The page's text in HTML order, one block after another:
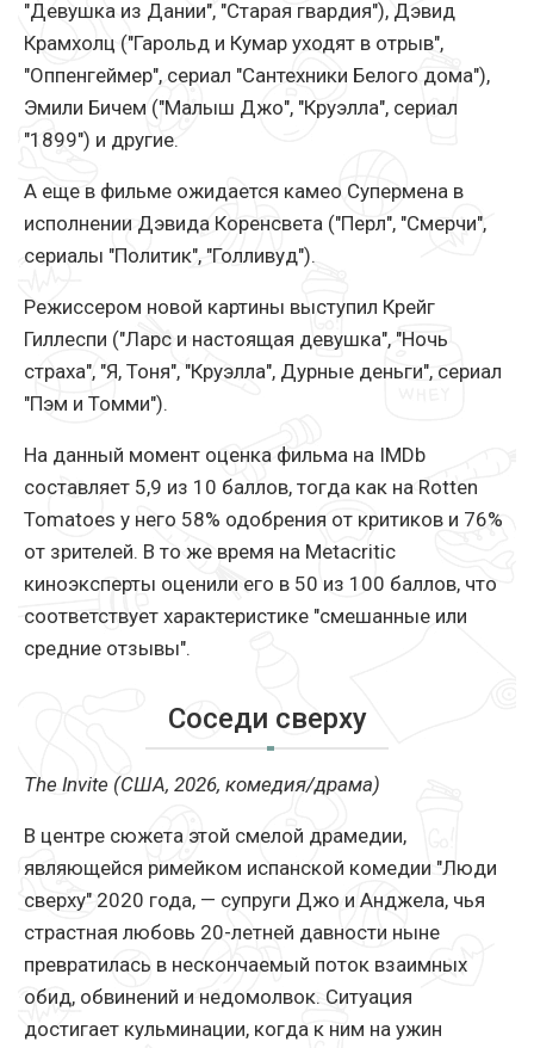
"Девушка из Дании", "Старая гвардия"), Дэвид
Крамхолц ("Гарольд и Кумар уходят в отрыв",
"Оппенгеймер", сериал "Сантехники Белого дома"),
Эмили Бичем ("Малыш Джо", "Круэлла", сериал
"1899") и другие.
А еще в фильме ожидается камео Супермена в
исполнении Дэвида Коренсвета ("Перл", "Смерчи",
сериалы "Политик", "Голливуд").
Режиссером новой картины выступил Крейг
Гиллеспи ("Ларс и настоящая девушка", "Ночь
страха", "Я, Тоня", "Круэлла", Дурные деньги", сериал
"Пэм и Томми").
На данный момент оценка фильма на IMDb
составляет 5,9 из 10 баллов, тогда как на Rotten
Tomatoes у него 58% одобрения от критиков и 76%
от зрителей. В то же время на Metacritic
киноэксперты оценили его в 50 из 100 баллов, что
соответствует характеристике "смешанные или
средние отзывы".
Соседи сверху
The Invite (США, 2026, комедия/драма)
В центре сюжета этой смелой драмедии,
являющейся римейком испанской комедии "Люди
сверху" 2020 года, — супруги Джо и Анджела, чья
страстная любовь 20-летней давности ныне
превратилась в нескончаемый поток взаимных
обид, обвинений и недомолвок. Ситуация
достигает кульминации, когда к ним на ужин